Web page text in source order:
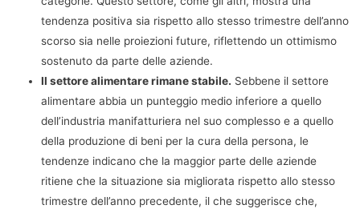
tendenza positiva sia rispetto allo stesso trimestre dell’anno
scorso sia nelle proiezioni future, riflettendo un ottimismo
sostenuto da parte delle aziende.
Il settore alimentare rimane stabile. Sebbene il settore
alimentare abbia un punteggio medio inferiore a quello
dell’industria manifatturiera nel suo complesso e a quello
della produzione di beni per la cura della persona, le
tendenze indicano che la maggior parte delle aziende
ritiene che la situazione sia migliorata rispetto allo stesso
trimestre dell’anno precedente, il che suggerisce che,